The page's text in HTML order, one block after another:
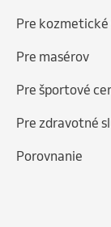
Pre
Pre masérov
Pre športové
Pre zdravotné
Porovnanie